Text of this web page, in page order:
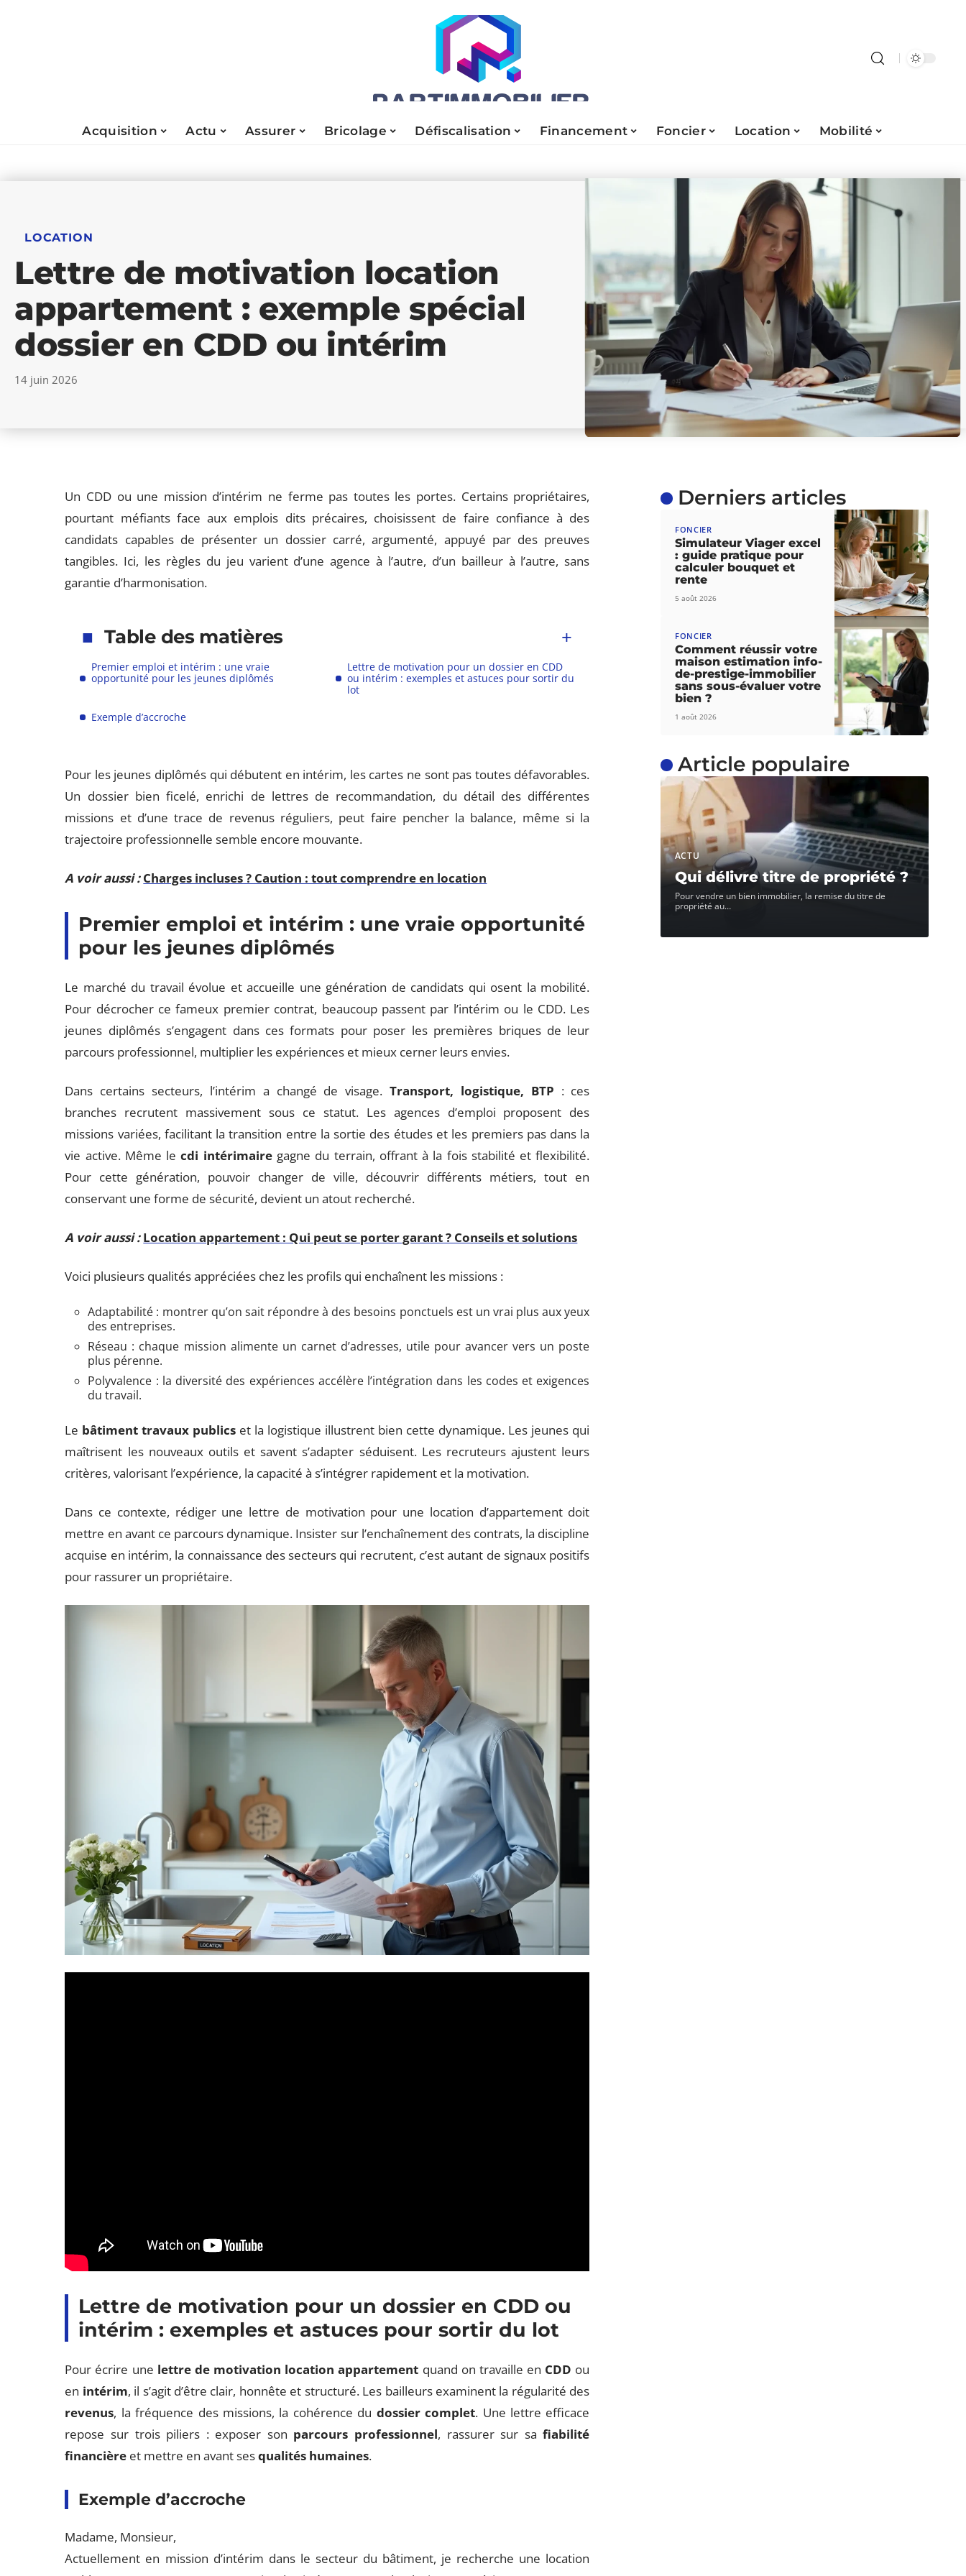
Acquisition Actu Assurer Bricolage Défiscalisation Financement Foncier Location Mobilité
LOCATION
Lettre de motivation location
appartement : exemple spécial
dossier en CDD ou intérim
14 juin 2026
Un CDD ou une mission d’intérim ne ferme pas toutes les portes. Certains propriétaires,
pourtant méfiants face aux emplois dits précaires, choisissent de faire confiance à des
candidats capables de présenter un dossier carré, argumenté, appuyé par des preuves
tangibles. Ici, les règles du jeu varient d’une agence à l’autre, d’un bailleur à l’autre, sans
garantie d’harmonisation.
Table des matières
Premier emploi et intérim : une vraie
opportunité pour les jeunes diplômés
Lettre de motivation pour un dossier en CDD
ou intérim : exemples et astuces pour sortir du
lot
Exemple d’accroche
Pour les jeunes diplômés qui débutent en intérim, les cartes ne sont pas toutes défavorables.
Un dossier bien ficelé, enrichi de lettres de recommandation, du détail des différentes
missions et d’une trace de revenus réguliers, peut faire pencher la balance, même si la
trajectoire professionnelle semble encore mouvante.
A voir aussi : Charges incluses ? Caution : tout comprendre en location
Premier emploi et intérim : une vraie opportunité
pour les jeunes diplômés
Le marché du travail évolue et accueille une génération de candidats qui osent la mobilité.
Pour décrocher ce fameux premier contrat, beaucoup passent par l’intérim ou le CDD. Les
jeunes diplômés s’engagent dans ces formats pour poser les premières briques de leur
parcours professionnel, multiplier les expériences et mieux cerner leurs envies.
Dans certains secteurs, l’intérim a changé de visage.Transport, logistique, BTP : ces
branches recrutent massivement sous ce statut. Les agences d’emploi proposent des
missions variées, facilitant la transition entre la sortie des études et les premiers pas dans la
vie active. Même lecdi intérimairegagne du terrain, offrant à la fois stabilité et flexibilité.
Pour cette génération, pouvoir changer de ville, découvrir différents métiers, tout en
conservant une forme de sécurité, devient un atout recherché.
A voir aussi : Location appartement : Qui peut se porter garant ? Conseils et solutions
Voici plusieurs qualités appréciées chez les profils qui enchaînent les missions :
Adaptabilité : montrer qu’on sait répondre à des besoins ponctuels est un vrai plus aux yeux
des entreprises.
Réseau : chaque mission alimente un carnet d’adresses, utile pour avancer vers un poste
plus pérenne.
Polyvalence : la diversité des expériences accélère l’intégration dans les codes et exigences
du travail.
Le bâtiment travaux publics et la logistique illustrent bien cette dynamique. Les jeunes qui
maîtrisent les nouveaux outils et savent s’adapter séduisent. Les recruteurs ajustent leurs
critères, valorisant l’expérience, la capacité à s’intégrer rapidement et la motivation.
Dans ce contexte, rédiger une lettre de motivation pour une location d’appartement doit
mettre en avant ce parcours dynamique. Insister sur l’enchaînement des contrats, la discipline
acquise en intérim, la connaissance des secteurs qui recrutent, c’est autant de signaux positifs
pour rassurer un propriétaire.
Lettre de motivation pour un dossier en CDD ou
intérim : exemples et astuces pour sortir du lot
Pour écrire une lettre de motivation location appartement quand on travaille en CDD ou
en intérim, il s’agit d’être clair, honnête et structuré. Les bailleurs examinent la régularité des
revenus, la fréquence des missions, la cohérence du dossier complet. Une lettre efficace
repose sur trois piliers : exposer son parcours professionnel, rassurer sur safiabilité
financière et mettre en avant sesqualités humaines.
Exemple d’accroche
Madame, Monsieur,
Actuellement en mission d’intérim dans le secteur du bâtiment, je recherche une location
Derniers articles
FONCIER
Simulateur Viager excel
: guide pratique pour
calculer bouquet et
rente
5 août 2026
FONCIER
Comment réussir votre
maison estimation info-
de-prestige-immobilier
sans sous-évaluer votre
bien ?
1 août 2026
Article populaire
ACTU
Qui délivre titre de propriété ?
Pour vendre un bien immobilier, la remise du titre de
propriété au…